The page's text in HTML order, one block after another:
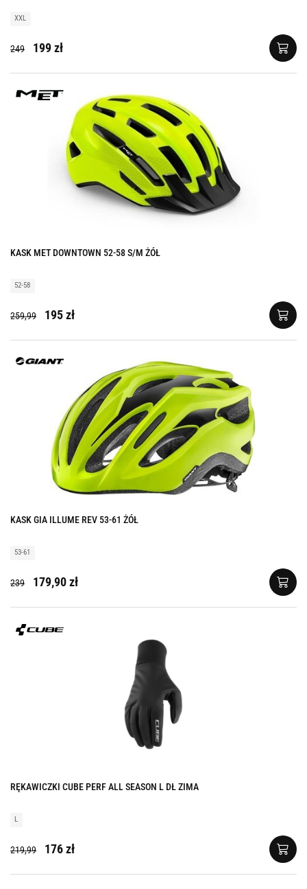
XXL
249 199 zł
KASK MET DOWNTOWN 52-58 S/M ŻÓŁ
52-58
259,99 195 zł
KASK GIA ILLUME REV 53-61 ŻÓŁ
53-61
239 179,90 zł
RĘKAWICZKI CUBE PERF ALL SEASON L DŁ ZIMA
L
219,99 176 zł